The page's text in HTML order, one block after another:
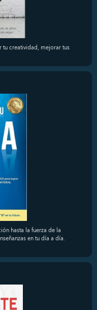
tu creatividad, mejorar tus
hasta la fuerza de la
en tu día a día.